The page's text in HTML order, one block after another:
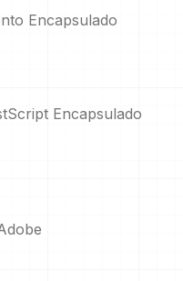
Encapsulado
Encapsulado